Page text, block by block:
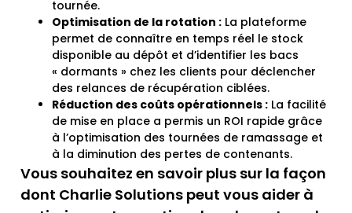
tournée.
Optimisation de la rotation : La plateforme
permet de connaître en temps réel le stock
disponible au dépôt et d’identifier les bacs
« dormants » chez les clients pour déclencher
des relances de récupération ciblées.
Réduction des coûts opérationnels : La facilité
de mise en place a permis un ROI rapide grâce
à l’optimisation des tournées de ramassage et
à la diminution des pertes de contenants.
Vous souhaitez en savoir plus sur la façon
dont Charlie Solutions peut vous aider à